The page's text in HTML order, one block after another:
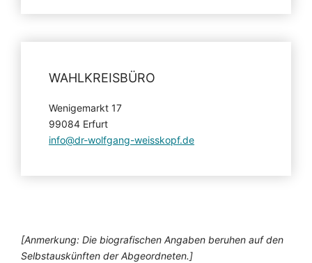
WAHLKREISBÜRO
Wenigemarkt 17
99084 Erfurt
info@dr-wolfgang-weisskopf.de
[Anmerkung: Die biografischen Angaben beruhen auf den
Selbstauskünften der Abgeordneten.]